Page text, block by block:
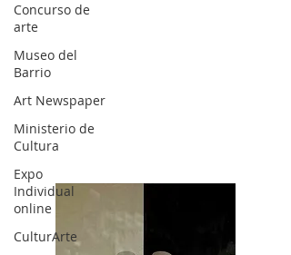
Concurso de
arte
Museo del
Barrio
Art Newspaper
Ministerio de
Cultura
Expo
Individual
online
CulturArte